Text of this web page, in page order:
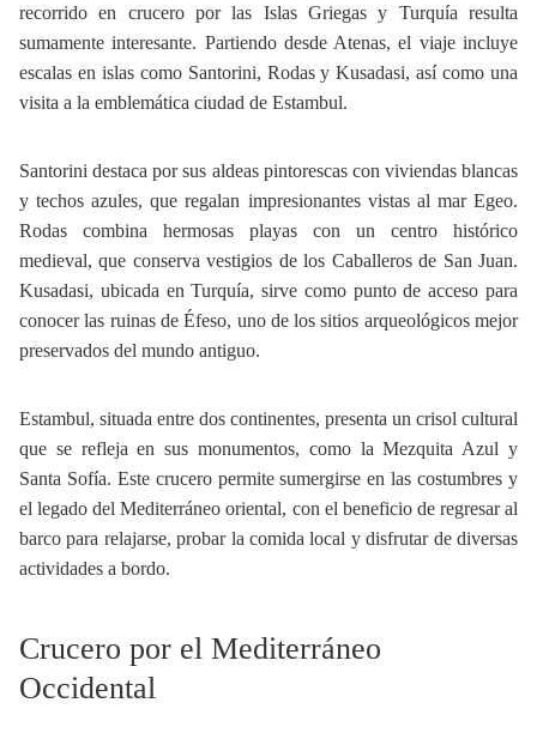
recorrido en crucero por las Islas Griegas y Turquía resulta
sumamente interesante. Partiendo desde Atenas, el viaje incluye
escalas en islas como Santorini, Rodas y Kusadasi, así como una
visita a la emblemática ciudad de Estambul.
Santorini destaca por sus aldeas pintorescas con viviendas blancas
y techos azules, que regalan impresionantes vistas al mar Egeo.
Rodas combina hermosas playas con un centro histórico
medieval, que conserva vestigios de los Caballeros de San Juan.
Kusadasi, ubicada en Turquía, sirve como punto de acceso para
conocer las ruinas de Éfeso, uno de los sitios arqueológicos mejor
preservados del mundo antiguo.
Estambul, situada entre dos continentes, presenta un crisol cultural
que se refleja en sus monumentos, como la Mezquita Azul y
Santa Sofía. Este crucero permite sumergirse en las costumbres y
el legado del Mediterráneo oriental, con el beneficio de regresar al
barco para relajarse, probar la comida local y disfrutar de diversas
actividades a bordo.
Crucero por el Mediterráneo
Occidental